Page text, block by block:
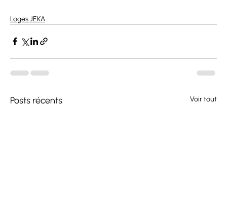
Loges JEKA
Posts récents Voir tout